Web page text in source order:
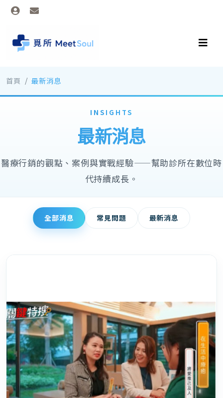
首頁 最新消息
INSIGHTS
最新消息
醫療行銷的觀點、案例與實戰經驗——幫助診所在數位時
代持續成長。
全部消息 常見問題 最新消息